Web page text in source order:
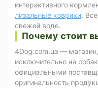
интерактивного
лизальные коврики.
свежей воде.
Почему стоит
4Dog.com.ua —
исключительно на
официальными
оригинальность